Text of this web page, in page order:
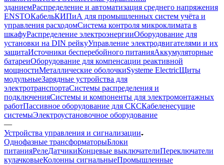
зданиемРаспределение и автоматизация среднего напряжения
ENSTOКабельКИПиА для промышленных систем учёта и
управления расходомСистема контроля микроклимата в
шкафуРаспределение электроэнергииОборудование для
установки на DIN рейкуУправление электродвигателями и их
защитаИсточники бесперебойного питанияАккумуляторные
батареиОборудование для компенсации реактивной
мощностиМеталлические оболочкиSysteme ElectricЩиты
модульныеЗарядные устройства для
электротранспортаСистемы распределения и
подключенияСистемы и компоненты для электромонтажных
работПассивное оборудование для СКСКабеленесущие
системыЭлектроустановочное оборудование
—
Устройства управления и сигнализации
Однофазные трансформаторыБлоки
питанияРелеДатчикиКонцевые выключателиПереключатели
кулачковыеКолонны сигнальныеПромышленные